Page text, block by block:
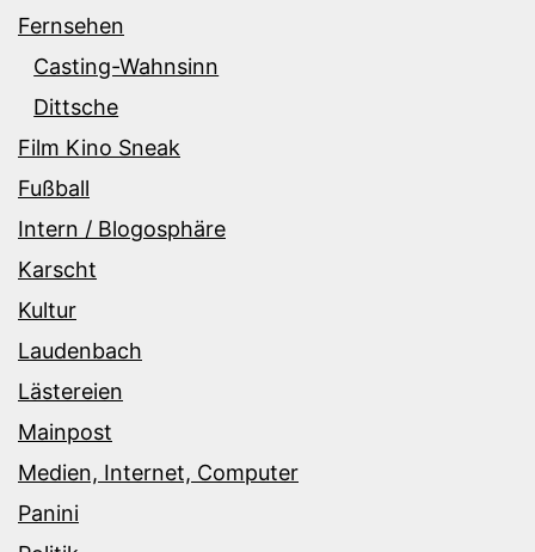
Fernsehen
Casting-Wahnsinn
Dittsche
Film Kino Sneak
Fußball
Intern / Blogosphäre
Karscht
Kultur
Laudenbach
Lästereien
Mainpost
Medien, Internet, Computer
Panini